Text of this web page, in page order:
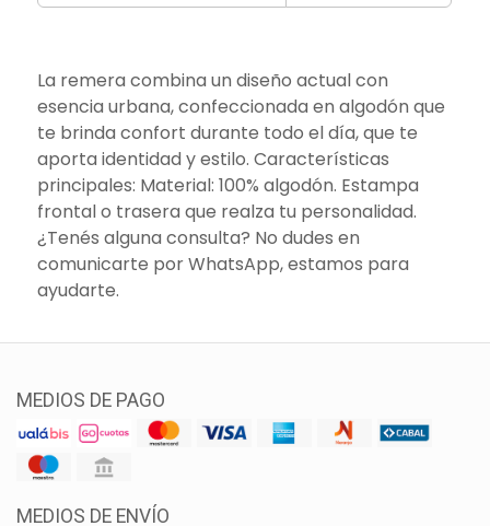
La remera combina un diseño actual con
esencia urbana, confeccionada en algodón que
te brinda confort durante todo el día, que te
aporta identidad y estilo. Características
principales: Material: 100% algodón. Estampa
frontal o trasera que realza tu personalidad.
¿Tenés alguna consulta? No dudes en
comunicarte por WhatsApp, estamos para
ayudarte.
MEDIOS DE PAGO
MEDIOS DE ENVÍO